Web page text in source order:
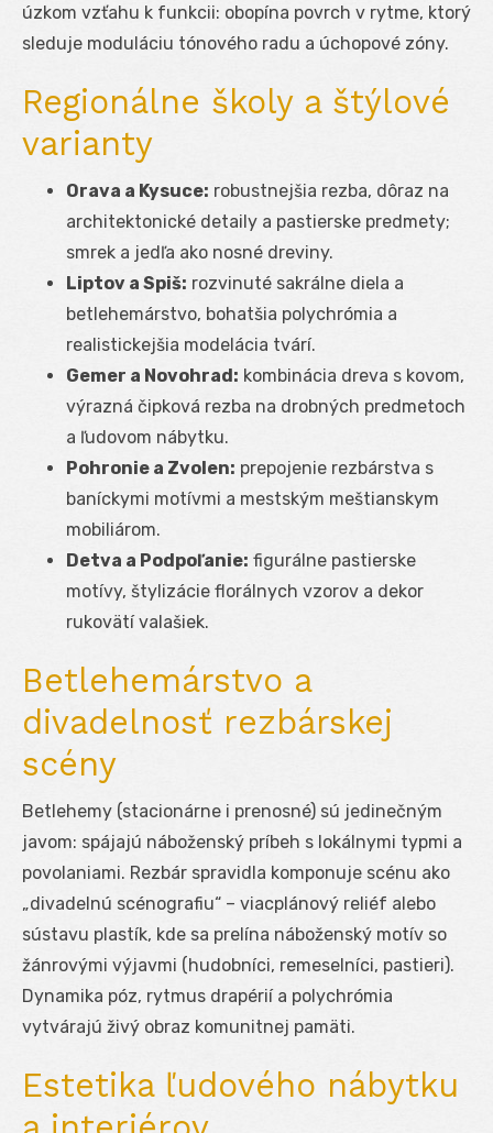
úzkom vzťahu k funkcii: obopína povrch v rytme, ktorý
sleduje moduláciu tónového radu a úchopové zóny.
Regionálne školy a štýlové
varianty
Orava a Kysuce: robustnejšia rezba, dôraz na
architektonické detaily a pastierske predmety;
smrek a jedľa ako nosné dreviny.
Liptov a Spiš: rozvinuté sakrálne diela a
betlehemárstvo, bohatšia polychrómia a
realistickejšia modelácia tvárí.
Gemer a Novohrad: kombinácia dreva s kovom,
výrazná čipková rezba na drobných predmetoch
a ľudovom nábytku.
Pohronie a Zvolen: prepojenie rezbárstva s
baníckymi motívmi a mestským meštianskym
mobiliárom.
Detva a Podpoľanie: figurálne pastierske
motívy, štylizácie florálnych vzorov a dekor
rukovätí valašiek.
Betlehemárstvo a
divadelnosť rezbárskej
scény
Betlehemy (stacionárne i prenosné) sú jedinečným
javom: spájajú náboženský príbeh s lokálnymi typmi a
povolaniami. Rezbár spravidla komponuje scénu ako
„divadelnú scénografiu“ – viacplánový reliéf alebo
sústavu plastík, kde sa prelína náboženský motív so
žánrovými výjavmi (hudobníci, remeselníci, pastieri).
Dynamika póz, rytmus drapérií a polychrómia
vytvárajú živý obraz komunitnej pamäti.
Estetika ľudového nábytku